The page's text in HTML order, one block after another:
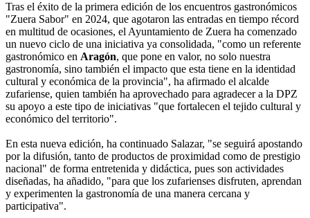
Tras el éxito de la primera edición de los encuentros gastronómicos
"Zuera Sabor" en 2024, que agotaron las entradas en tiempo récord
en multitud de ocasiones, el Ayuntamiento de Zuera ha comenzado
un nuevo ciclo de una iniciativa ya consolidada, "como un referente
gastronómico en Aragón, que pone en valor, no solo nuestra
gastronomía, sino también el impacto que esta tiene en la identidad
cultural y económica de la provincia", ha afirmado el alcalde
zufariense, quien también ha aprovechado para agradecer a la DPZ
su apoyo a este tipo de iniciativas "que fortalecen el tejido cultural y
económico del territorio".
En esta nueva edición, ha continuado Salazar, "se seguirá apostando
por la difusión, tanto de productos de proximidad como de prestigio
nacional" de forma entretenida y didáctica, pues son actividades
diseñadas, ha añadido, "para que los zufarienses disfruten, aprendan
y experimenten la gastronomía de una manera cercana y
participativa".